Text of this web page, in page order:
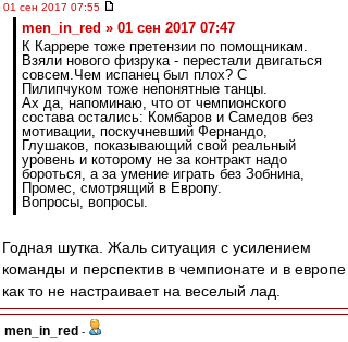
01 сен 2017 07:55
men_in_red » 01 сен 2017 07:47
К Каррере тоже претензии по помощникам.
Взяли нового физрука - перестали двигаться
совсем.Чем испанец был плох? С
Пилипчуком тоже непонятные танцы.
Ах да, напоминаю, что от чемпионского
состава остались: Комбаров и Самедов без
мотивации, поскучневший Фернандо,
Глушаков, показывающий свой реальный
уровень и которому не за контракт надо
бороться, а за умение играть без Зобнина,
Промес, смотрящий в Европу.
Вопросы, вопросы.
Годная шутка. Жаль ситуация с усилением
команды и перспектив в чемпионате и в европе
как то не настраивает на веселый лад.
men_in_red -